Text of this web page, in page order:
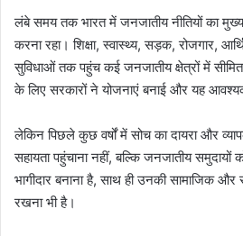
लंबे समय तक भारत में जनजातीय नीतियों का
करना रहा। शिक्षा, स्वास्थ्य, सड़क, रोजगार,
सुविधाओं तक पहुंच कई जनजातीय क्षेत्रों में
के लिए सरकारों ने योजनाएं बनाई और यह
लेकिन पिछले कुछ वर्षों में सोच का दायरा और
सहायता पहुंचाना नहीं, बल्कि जनजातीय समुदायों
भागीदार बनाना है, साथ ही उनकी सामाजिक
रखना भी है।